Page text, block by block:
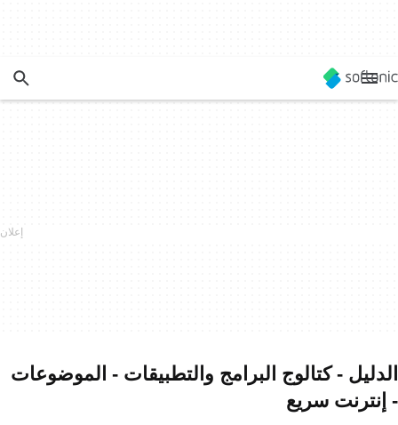
الدليل - كتالوج البرامج والتطبيقات - الموضوعات
- إنترنت سريع